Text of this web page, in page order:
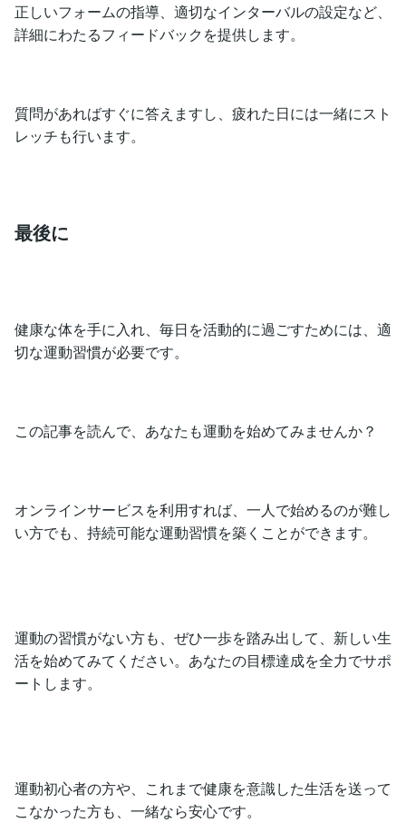
正しいフォームの指導、適切なインターバルの設定など、
詳細にわたるフィードバックを提供します。
質問があればすぐに答えますし、疲れた日には一緒にスト
レッチも行います。
最後に
健康な体を手に入れ、毎日を活動的に過ごすためには、適
切な運動習慣が必要です。
この記事を読んで、あなたも運動を始めてみませんか？
オンラインサービスを利用すれば、一人で始めるのが難し
い方でも、持続可能な運動習慣を築くことができます。
運動の習慣がない方も、ぜひ一歩を踏み出して、新しい生
活を始めてみてください。あなたの目標達成を全力でサポ
ートします。
運動初心者の方や、これまで健康を意識した生活を送って
こなかった方も、一緒なら安心です。